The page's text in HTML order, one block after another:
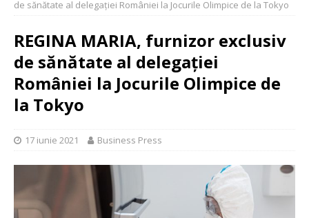
de sănătate al delegației României la Jocurile Olimpice de la Tokyo
REGINA MARIA, furnizor exclusiv
de sănătate al delegației
României la Jocurile Olimpice de
la Tokyo
17 iunie 2021 Business Press